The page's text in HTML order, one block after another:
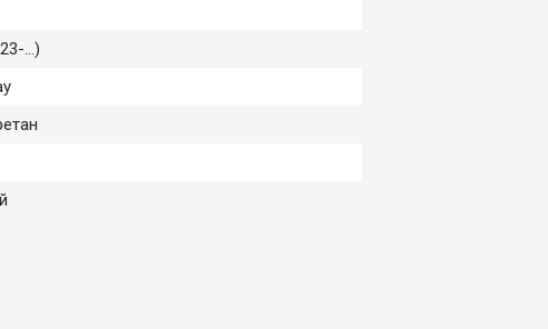
...)